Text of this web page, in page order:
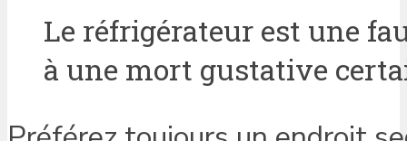
Le réfrigérateur est une
à une mort gustative